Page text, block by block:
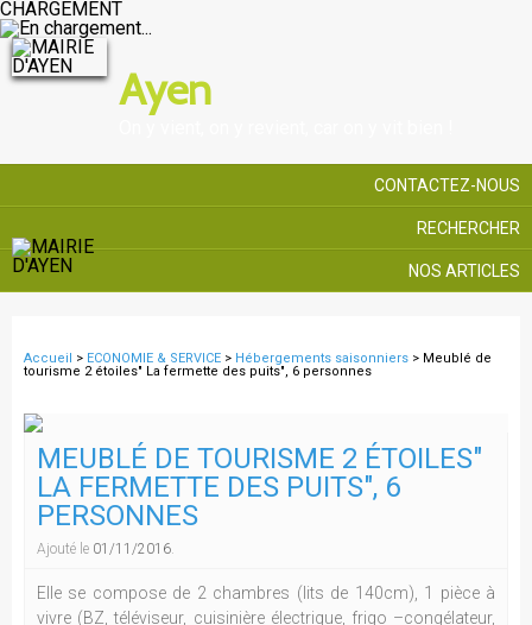
CHARGEMENT
Ayen
CONTACTEZ-NOUS
RECHERCHER
NOS ARTICLES
Accueil > ECONOMIE & SERVICE > Hébergements saisonniers > Meublé de
tourisme 2 étoiles" La fermette des puits", 6 personnes
MEUBLÉ DE TOURISME 2 ÉTOILES"
LA FERMETTE DES PUITS", 6
PERSONNES
Ajouté le 01/11/2016.
Elle se compose de 2 chambres (lits de 140cm), 1 pièce à
vivre (BZ, téléviseur, cuisinière électrique, frigo –congélateur,